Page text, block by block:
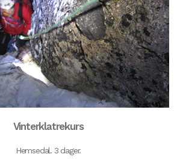
Vinterklatrekurs
Hemsedal. 3 dager.